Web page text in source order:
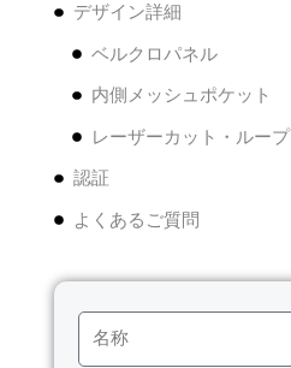
デザイン詳細
ベルクロパネル
内側メッシュポケット
レーザーカット・ループ
認証
よくあるご質問